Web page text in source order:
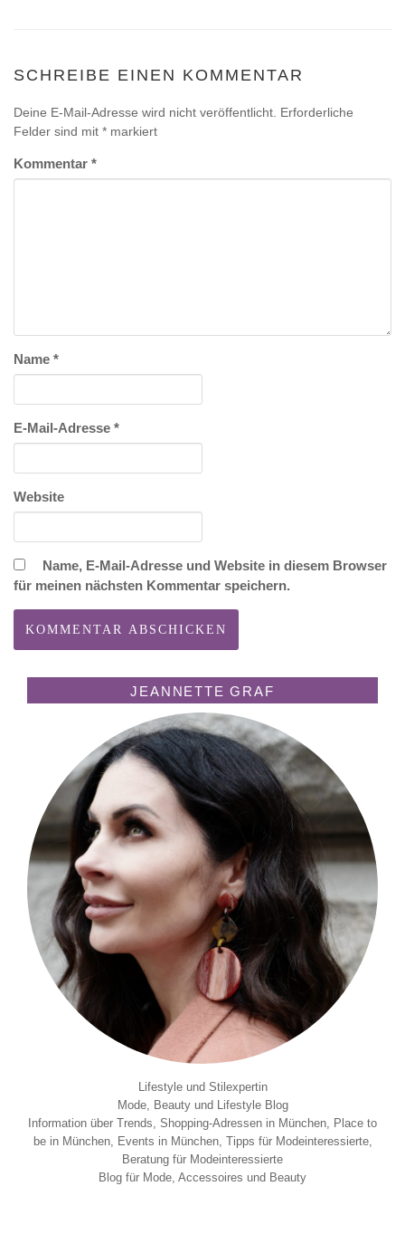
SCHREIBE EINEN KOMMENTAR
Deine E-Mail-Adresse wird nicht veröffentlicht. Erforderliche
Felder sind mit * markiert
Kommentar *
Name *
E-Mail-Adresse *
Website
Name, E-Mail-Adresse und Website in diesem Browser
für meinen nächsten Kommentar speichern.
JEANNETTE GRAF
Lifestyle und Stilexpertin
Mode, Beauty und Lifestyle Blog
Information über Trends, Shopping-Adressen in München, Place to
be in München, Events in München, Tipps für Modeinteressierte,
Beratung für Modeinteressierte
Blog für Mode, Accessoires und Beauty